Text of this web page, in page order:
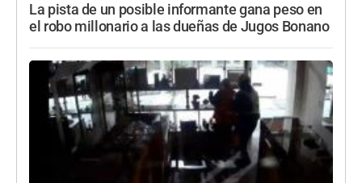
La pista de un posible informante gana peso en
el robo millonario a las dueñas de Jugos Bonano